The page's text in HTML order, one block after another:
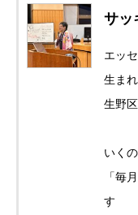
サッ
エッ
生ま
生野
いく
「毎
す